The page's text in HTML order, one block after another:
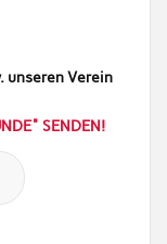
unseren Verein
SENDEN!